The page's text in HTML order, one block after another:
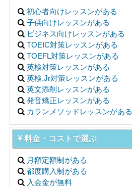
初心者向けレッスンがある
子供向けレッスンがある
ビジネス向けレッスンがある
TOEIC対策レッスンがある
TOEFL対策レッスンがある
英検対策レッスンがある
英検.Jr対策レッスンがある
英文添削レッスンがある
発音矯正レッスンがある
カランメソッドレッスンがある
料金・コストで選ぶ
月額定額制がある
都度購入制がある
入会金が無料